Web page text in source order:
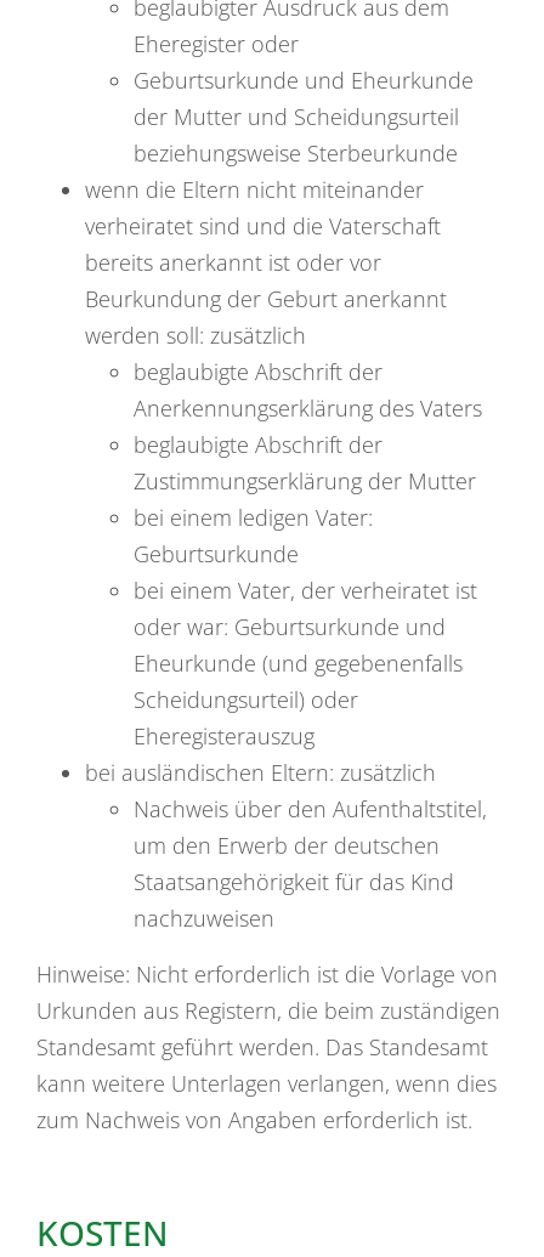
beglaubigter Ausdruck aus dem
Eheregister oder
Geburtsurkunde und Eheurkunde
der Mutter und Scheidungsurteil
beziehungsweise Sterbeurkunde
wenn die Eltern nicht miteinander
verheiratet sind und die Vaterschaft
bereits anerkannt ist oder vor
Beurkundung der Geburt anerkannt
werden soll: zusätzlich
beglaubigte Abschrift der
Anerkennungserklärung des Vaters
beglaubigte Abschrift der
Zustimmungserklärung der Mutter
bei einem ledigen Vater:
Geburtsurkunde
bei einem Vater, der verheiratet ist
oder war: Geburtsurkunde und
Eheurkunde (und gegebenenfalls
Scheidungsurteil) oder
Eheregisterauszug
bei ausländischen Eltern: zusätzlich
Nachweis über den Aufenthaltstitel,
um den Erwerb der deutschen
Staatsangehörigkeit für das Kind
nachzuweisen
Hinweise: Nicht erforderlich ist die Vorlage von
Urkunden aus Registern, die beim zuständigen
Standesamt geführt werden. Das Standesamt
kann weitere Unterlagen verlangen, wenn dies
zum Nachweis von Angaben erforderlich ist.
KOSTEN